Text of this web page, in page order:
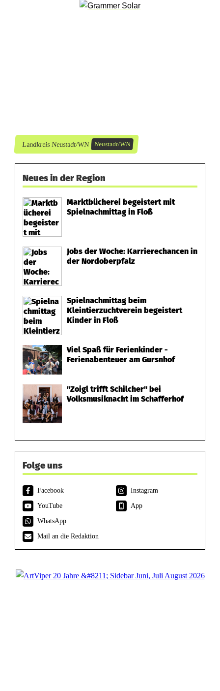
Landkreis Neustadt/WN Neustadt/WN
Neues in der Region
Marktbücherei begeistert mit
Spielnachmittag in Floß
Jobs der Woche: Karrierechancen in
der Nordoberpfalz
Spielnachmittag beim
Kleintierzuchtverein begeistert
Kinder in Floß
Viel Spaß für Ferienkinder -
Ferienabenteuer am Gursnhof
"Zoigl trifft Schilcher" bei
Volksmusiknacht im Schafferhof
Folge uns
Facebook
Instagram
YouTube
App
WhatsApp
Mail an die Redaktion